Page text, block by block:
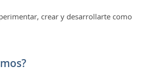
crear y desarrollarte como